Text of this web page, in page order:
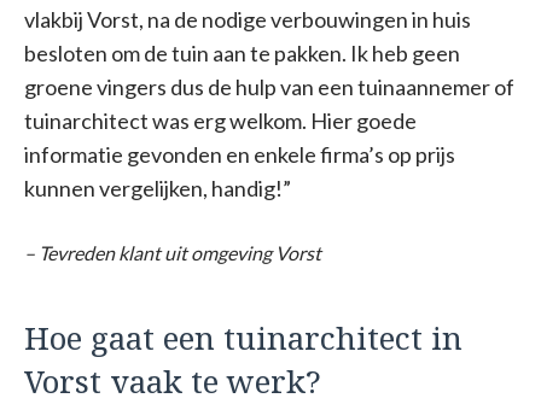
vlakbij Vorst, na de nodige verbouwingen in huis
besloten om de tuin aan te pakken. Ik heb geen
groene vingers dus de hulp van een tuinaannemer of
tuinarchitect was erg welkom. Hier goede
informatie gevonden en enkele firma’s op prijs
kunnen vergelijken, handig!”
– Tevreden klant uit omgeving Vorst
Hoe gaat een tuinarchitect in
Vorst vaak te werk?